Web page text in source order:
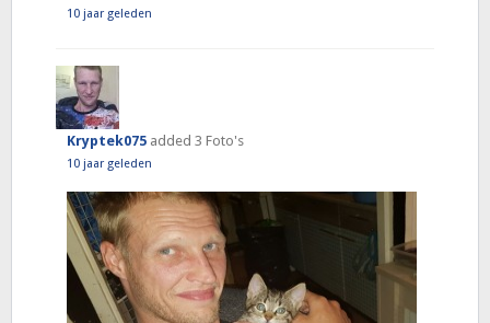
10 jaar geleden
Kryptek075 added 3 Foto's
10 jaar geleden